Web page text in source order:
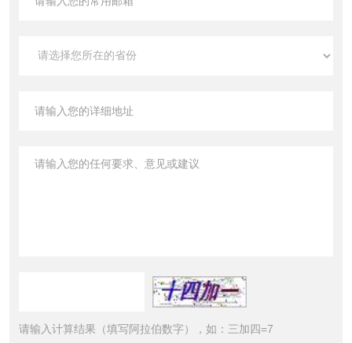
请输入计算结果（填写阿拉伯数字），如：三加四=7